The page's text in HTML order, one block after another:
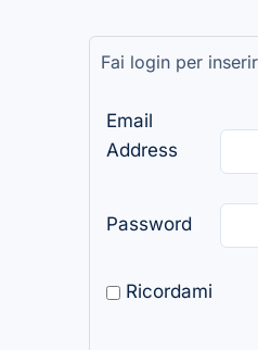
Fai login per
Email
Address
Password
Ricordami